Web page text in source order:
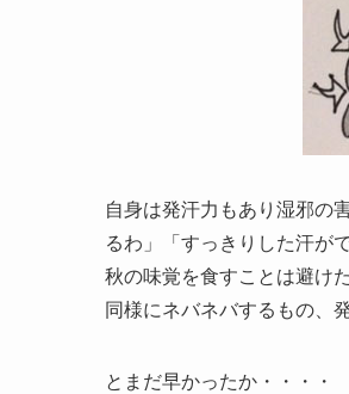
自身は発汗力もあり湿邪の
るわ」「すっきりした汗が
秋の味覚を食すことは避け
同様にネバネバするもの、
とまだ早かったか・・・・